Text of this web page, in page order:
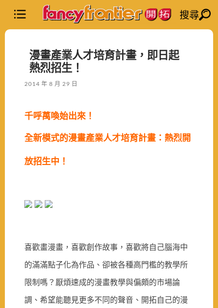
搜尋
漫畫產業人才培育計畫，即日起
熱烈招生！
2014 年 8 月 29 日
千呼萬喚始出來！
全新模式的漫畫產業人才培育計畫：熱烈開
放招生中！
喜歡畫漫畫，喜歡創作故事，喜歡將自己腦海中
的滿滿點子化為作品、卻被各種高門檻的教學所
限制嗎？厭煩速成的漫畫教學與偏頗的市場論
調、希望能聽見更多不同的聲音、開拓自己的漫